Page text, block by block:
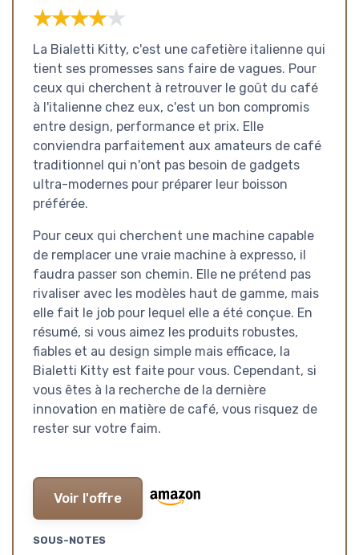
★★★★★
★★★★★
La Bialetti Kitty, c'est une cafetière italienne qui
tient ses promesses sans faire de vagues. Pour
ceux qui cherchent à retrouver le goût du café
à l'italienne chez eux, c'est un bon compromis
entre design, performance et prix. Elle
conviendra parfaitement aux amateurs de café
traditionnel qui n'ont pas besoin de gadgets
ultra-modernes pour préparer leur boisson
préférée.
Pour ceux qui cherchent une machine capable
de remplacer une vraie machine à expresso, il
faudra passer son chemin. Elle ne prétend pas
rivaliser avec les modèles haut de gamme, mais
elle fait le job pour lequel elle a été conçue. En
résumé, si vous aimez les produits robustes,
fiables et au design simple mais efficace, la
Bialetti Kitty est faite pour vous. Cependant, si
vous êtes à la recherche de la dernière
innovation en matière de café, vous risquez de
rester sur votre faim.
Voir l'offre
SOUS-NOTES